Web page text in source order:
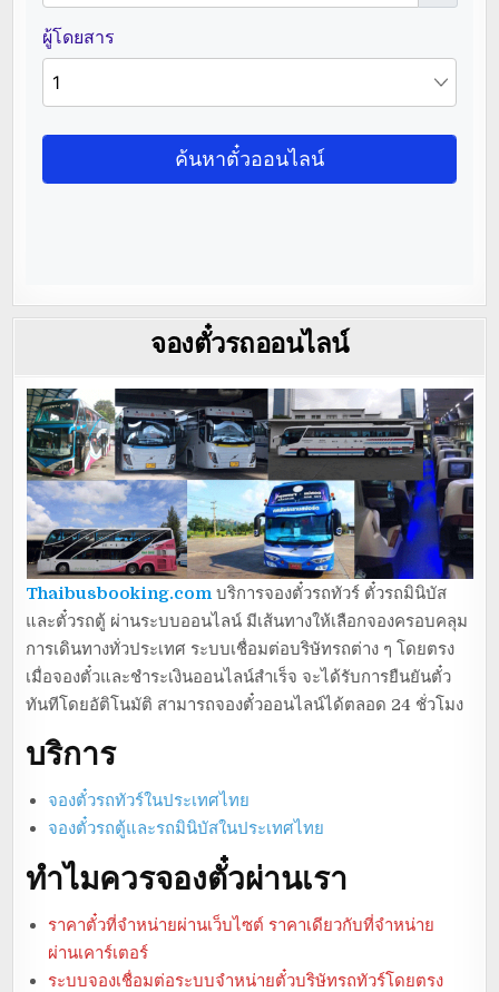
จองตั๋วรถออนไลน์
Thaibusbooking.com บริการจองตั๋วรถทัวร์ ตั๋วรถมินิบัส
และตั๋วรถตู้ ผ่านระบบออนไลน์ มีเส้นทางให้เลือกจองครอบคลุม
การเดินทางทั่วประเทศ ระบบเชื่อมต่อบริษัทรถต่าง ๆ โดยตรง
เมื่อจองตั๋วและชำระเงินออนไลน์สำเร็จ จะได้รับการยืนยันตั๋ว
ทันทีโดยอัติโนมัติ สามารถจองตั๋วออนไลน์ได้ตลอด 24 ชั่วโมง
บริการ
จองตั๋วรถทัวร์ในประเทศไทย
จองตั๋วรถตู้และรถมินิบัสในประเทศไทย
ทำไมควรจองตั๋วผ่านเรา
ราคาตั๋วที่จำหน่ายผ่านเว็บไซต์ ราคาเดียวกับที่จำหน่าย
ผ่านเคาร์เตอร์
ระบบจองเชื่อมต่อระบบจำหน่ายตั๋วบริษัทรถทัวร์โดยตรง